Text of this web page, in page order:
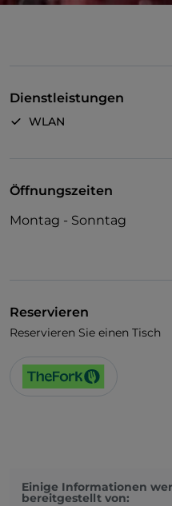
Dienstleistungen
WLAN
Öffnungszeiten
Montag - Sonntag
Reservieren
Reservieren Sie einen Tisch
Einige Informationen
bereitgestellt von: